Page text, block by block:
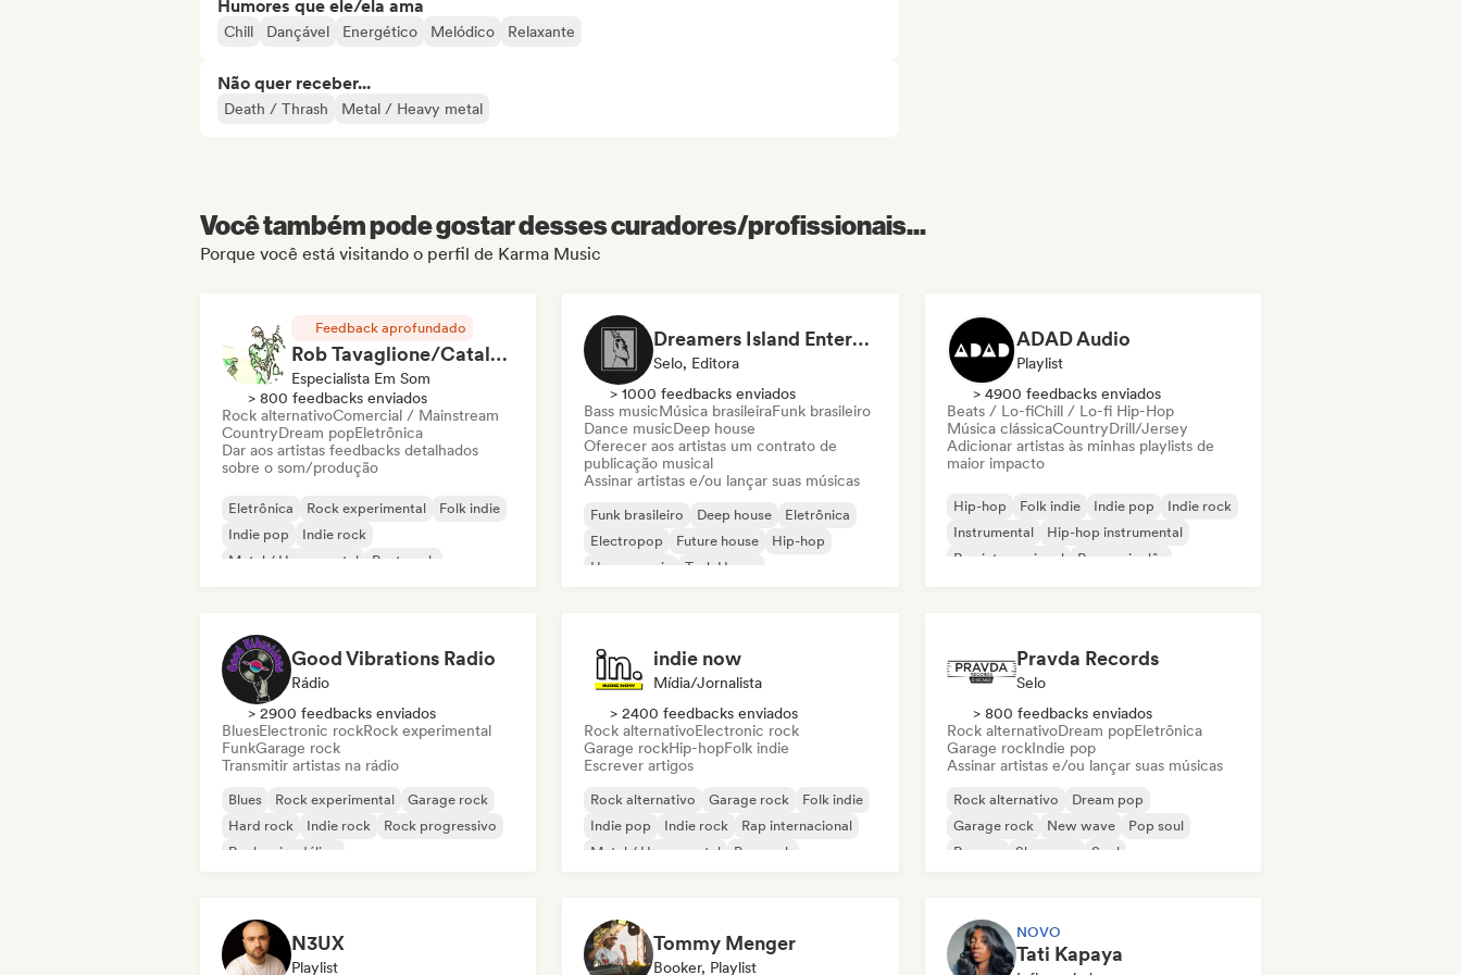
Humores que ele/ela ama
Chill Dançável Energético Melódico Relaxante
Não quer receber...
Death / Thrash Metal / Heavy metal
Você também pode gostar desses curadores/profissionais...
Porque você está visitando o perfil de Karma Music
Feedback aprofundado
Rob Tavaglione/Catalyst Recording
Especialista Em Som
> 800 feedbacks enviados
Rock alternativoComercial / Mainstream
CountryDream popEletrônica
Dar aos artistas feedbacks detalhados
sobre o som/produção
Eletrônica Rock experimental
Folk indie
Indie pop
Indie rock
Metal / Heavy metal
Post punk
Dreamers Island Entertainment
Selo, Editora
> 1000 feedbacks enviados
Bass musicMúsica brasileiraFunk brasileiro
Dance musicDeep house
Oferecer aos artistas um contrato de
publicação musical
Assinar artistas e/ou lançar suas músicas
Funk brasileiro Deep house
Eletrônica
Electropop
Future house
Hip-hop
House music
Tech House
ADAD Audio
Playlist
> 4900 feedbacks enviados
Beats / Lo-fiChill / Lo-fi Hip-Hop
Música clássicaCountryDrill/Jersey
Adicionar artistas às minhas playlists de
maior impacto
Hip-hop Folk indie Indie pop
Indie rock
Instrumental
Hip-hop instrumental
Rap internacional
Rap em inglês
Good Vibrations Radio
Rádio
> 2900 feedbacks enviados
BluesElectronic rockRock experimental
FunkGarage rock
Transmitir artistas na rádio
Blues Rock experimental
Garage rock
Hard rock
Indie rock
Rock progressivo
Rock psicodélico
indie now
Mídia/Jornalista
> 2400 feedbacks enviados
Rock alternativoElectronic rock
Garage rockHip-hopFolk indie
Escrever artigos
Rock alternativo Garage rock
Folk indie
Indie pop
Indie rock
Rap internacional
Metal / Heavy metal
Pop rock
Pravda Records
Selo
> 800 feedbacks enviados
Rock alternativoDream popEletrônica
Garage rockIndie pop
Assinar artistas e/ou lançar suas músicas
Rock alternativo
Dream pop
Garage rock
New wave
Pop soul
Reggae
Shoegaze Soul
N3UX
Playlist
Tommy Menger
Booker, Playlist
NOVO
Tati Kapaya